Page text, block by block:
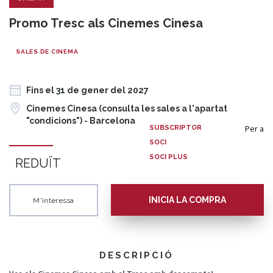
Promo Tresc als Cinemes Cinesa
SALES DE CINEMA
Fins el 31 de gener del 2027
Cinemes Cinesa (consulta les sales a l'apartat
"condicions") - Barcelona
REDUÏT
Per a
SUBSCRIPTOR
SOCI
SOCI PLUS
M'interessa INICIA LA COMPRA
DESCRIPCIÓ